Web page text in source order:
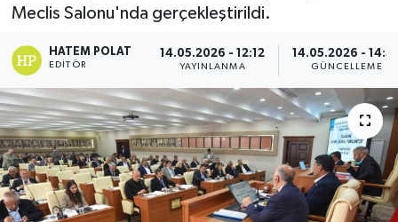
Meclis Salonu'nda gerçekleştirildi.
HATEM POLAT
EDITÖR
14.05.2026 - 12:12
YAYINLANMA
14.05.2026 -
GÜNCELLEME